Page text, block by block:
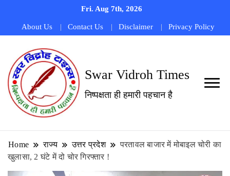
Fri. Aug 7th, 2026
About Us Contact Us Disclaimer Privacy Policy
Swar Vidroh Times
निष्पक्षता ही हमारी पहचान है
Home राज्य उत्तर प्रदेश
परतावल बाजार में मोबाइल चोरी का
खुलासा, 2 घंटे में दो चोर गिरफ्तार !